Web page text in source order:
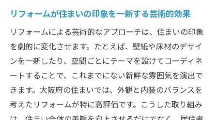
リフォームが住まいの印象を一新する芸術的効果
リフォームによる芸術的なアプローチは、住まいの印象
を劇的に変化させます。たとえば、壁紙や床材のデザイ
ンを一新したり、空間ごとにテーマを設けてコーディネ
ートすることで、これまでにない新鮮な雰囲気を演出で
きます。大阪府の住まいでは、外観と内装のバランスを
考えたリフォームが特に高評価です。こうした取り組み